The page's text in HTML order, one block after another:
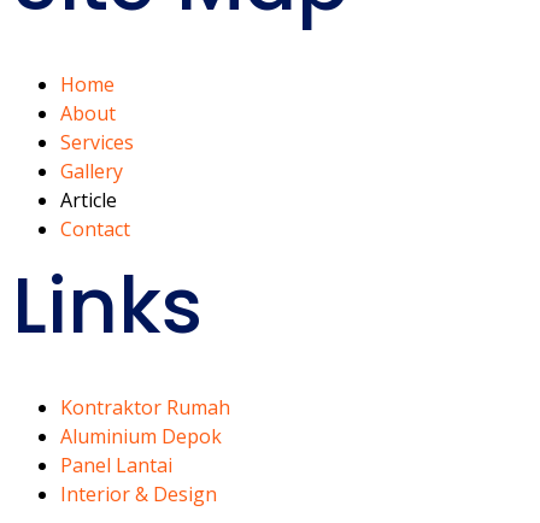
Home
About
Services
Gallery
Article
Contact
Links
Kontraktor Rumah
Aluminium Depok
Panel Lantai
Interior & Design